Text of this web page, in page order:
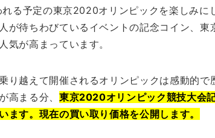
る予定の東京2020オリンピックを楽しみに
が待ちわびているイベントの記念コイン、
気が高まっています。
り越えて開催されるオリンピックは感動的で
高まる分、 東京2020オリンピック競技大会
ます。現在の買い取り価格を公開します。